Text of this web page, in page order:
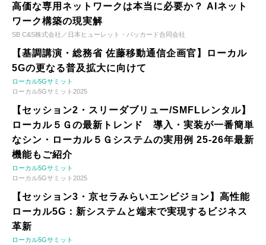
高価な専用ネットワークは本当に必要か？ AIネット
ワーク構築の現実解
SB C&S株式会社／日本ヒューレット・パッカード合同会社
【基調講演・総務省 佐藤移動通信企画官】ローカル
5Gの更なる普及拡大に向けて
ローカル5Gサミット
ローカル5Gサミット2025
【セッション2・スリーダブリュー/SMFLレンタル】
ローカル５Ｇの最新トレンド 導入・実装が一番簡単
なシン・ローカル５Ｇシステムの実用例 25-26年最新
機能もご紹介
ローカル5Gサミット
ローカル5Gサミット2025
【セッション3・京セラみらいエンビジョン】高性能
ローカル5G：新システムと端末で実現するビジネス
革新
ローカル5Gサミット